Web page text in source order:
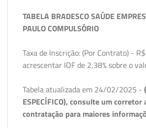
TABELA BRADESCO SAÚDE
PAULO COMPULSÓRIO
Taxa de Inscrição: (Por Contrato) -
acrescentar IOF de 2,38% sobre o
Tabela atualizada em 24/02/2025 -
ESPECÍFICO), consulte um corretor
contratação para maiores